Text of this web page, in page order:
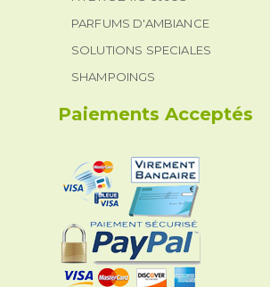
PARFUMS D'AMBIANCE
SOLUTIONS SPECIALES
SHAMPOINGS
Paiements Acceptés